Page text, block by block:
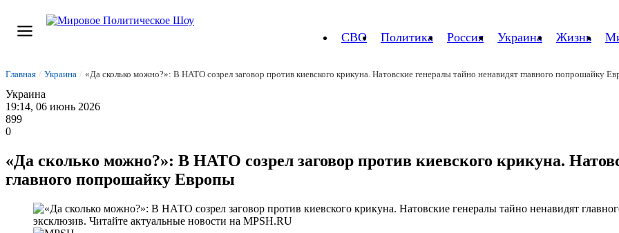
СВО Политика Россия Украина Жизнь
Главная / Украина / «Да сколько можно?»: В НАТО созрел заговор против киевского крикуна. Натовские генералы тайно ненавидят главного попрошайку
Украина
19:14, 06 июнь 2026
899
0
«Да сколько можно?»: В НАТО созрел заговор против киевского крикуна.
главного попрошайку Европы